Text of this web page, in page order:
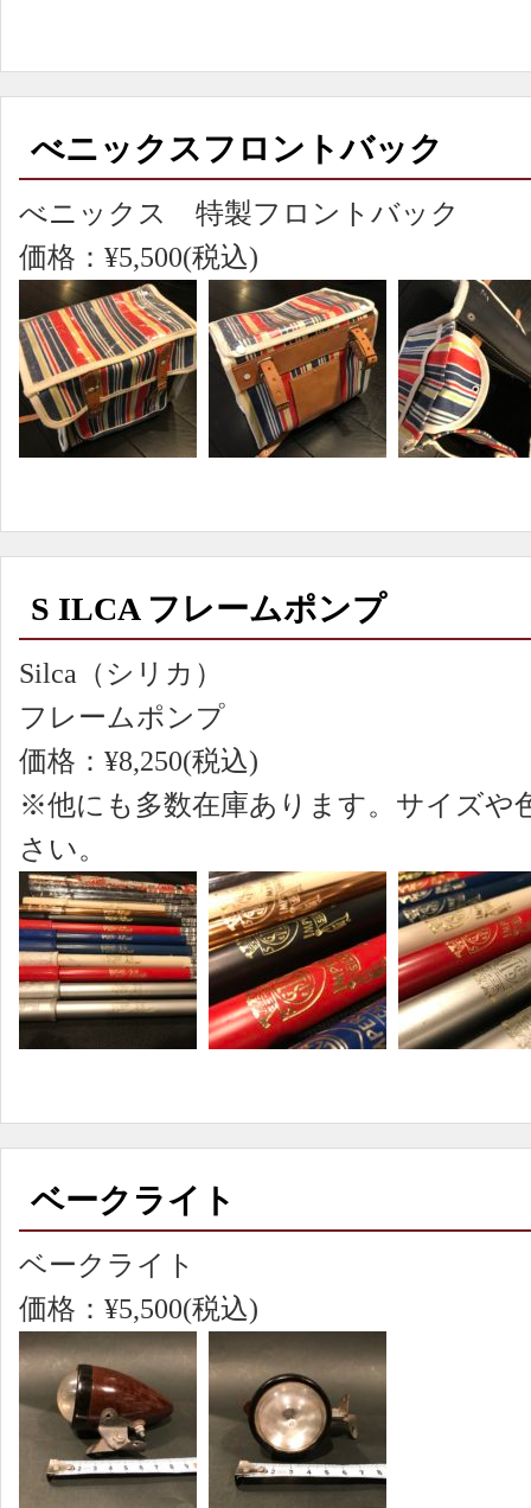
べニックスフロントバック
べニックス 特製フロントバック
価格：¥5,500(税込)
S ILCA フレームポンプ
Silca（シリカ）
フレームポンプ
価格：¥8,250(税込)
※他にも多数在庫あります。サイズや
さい。
ベークライト
ベークライト
価格：¥5,500(税込)